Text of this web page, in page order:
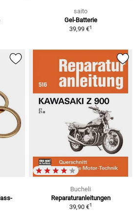
saito
Gel-Batterie
39,99 €1
Bucheli
Reparaturanleitungen
39,90 €1